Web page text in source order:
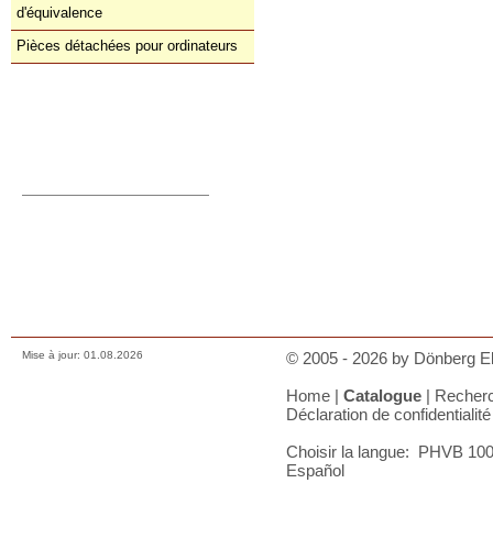
d'équivalence
Pièces détachées pour ordinateurs
Mise à jour: 01.08.2026
© 2005 - 2026 by Dönberg
Home | Catalogue |
Déclaration de confidentialité
Choisir la langue:
PHVB
| Español